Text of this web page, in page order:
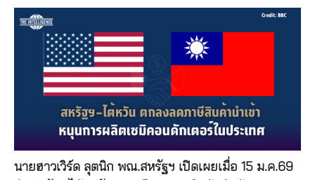
นายฮาวเวิร์ด ลุตนิก พณ.สหรัฐฯ เปิดเผยเมื่อ 15 ม.ค.69